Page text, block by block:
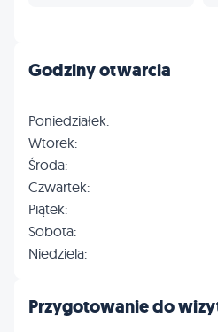
Godziny otwarcia
Poniedziałek:
Wtorek:
Środa:
Czwartek:
Piątek:
Sobota:
Niedziela:
Przygotowanie do